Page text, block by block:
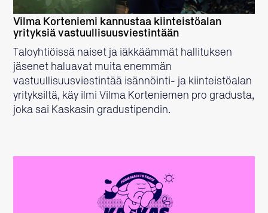
Vilma Korteniemi kannustaa kiinteistöalan
yrityksiä vastuullisuusviestintään
Taloyhtiöissä naiset ja iäkkäämmät hallituksen
jäsenet haluavat muita enemmän
vastuullisuusviestintää isännöinti- ja kiinteistöalan
yrityksiltä, käy ilmi Vilma Korteniemen pro gradusta,
joka sai Kaskasin gradustipendin.